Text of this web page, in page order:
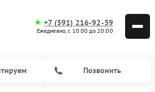
+7 (391) 216-92-39
Ежедневно, с 10:00 до 20:00
Позвонить